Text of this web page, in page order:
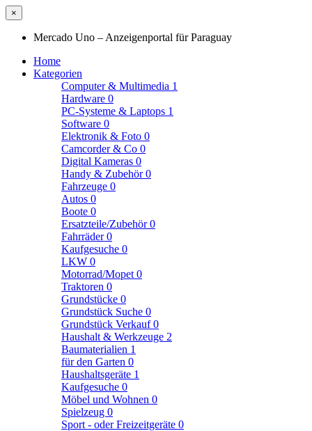
×
Mercado Uno – Anzeigenportal für Paraguay
Home
Kategorien
Computer & Multimedia 1
Hardware 0
PC-Systeme & Laptops 1
Software 0
Elektronik & Foto 0
Camcorder & Co 0
Digital Kameras 0
Handy & Zubehör0
Fahrzeuge 0
Autos 0
Boote 0
Ersatzteile/Zubehör0
Fahrräder0
Kaufgesuche 0
LKW 0
Motorrad/Mopet 0
Traktoren 0
Grundstücke 0
Grundstück Suche 0
Grundstück Verkauf0
Haushalt & Werkzeuge 2
Baumaterialien 1
für den Garten 0
Haushaltsgeräte 1
Kaufgesuche 0
Möbel und Wohnen 0
Spielzeug 0
Sport - oder Freizeitgeräte 0